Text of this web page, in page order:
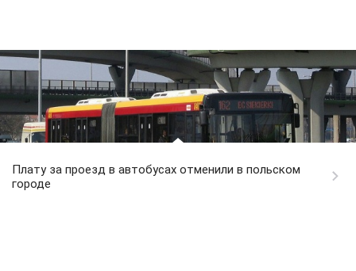
Плату за проезд в автобусах отменили в польском
городе